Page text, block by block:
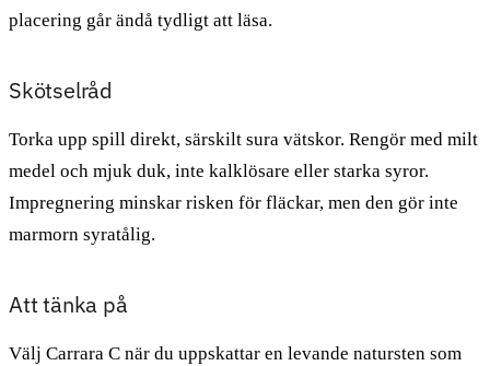
placering går ändå tydligt att läsa.
Skötselråd
Torka upp spill direkt, särskilt sura vätskor. Rengör med milt
medel och mjuk duk, inte kalklösare eller starka syror.
Impregnering minskar risken för fläckar, men den gör inte
marmorn syratålig.
Att tänka på
Välj Carrara C när du uppskattar en levande natursten som